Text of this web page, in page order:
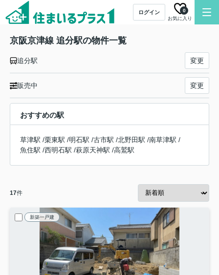
ログイン
お気に入り
0
京阪京津線 追分駅の物件一覧
追分駅 変更
販売中 変更
おすすめの駅
草津駅 /栗東駅 /明石駅 /古市駅 /北野田駅 /南草津駅 /
魚住駅 /西明石駅 /萩原天神駅 /高鷲駅
17件
新築一戸建